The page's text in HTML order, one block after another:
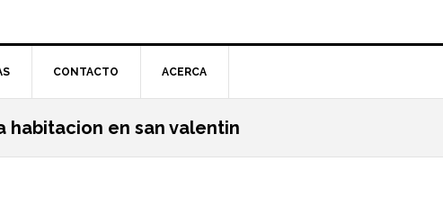
CONTACTO ACERCA
habitacion en san valentin